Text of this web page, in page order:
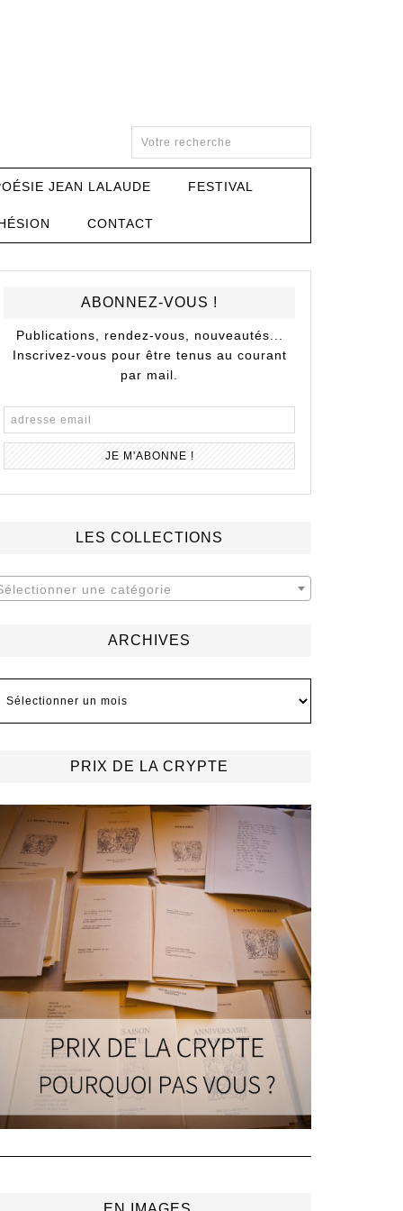
JEAN LALAUDE FESTIVAL
CONTACT
ABONNEZ-VOUS !
Publications, rendez-vous, nouveautés...
Inscrivez-vous pour être tenus au courant
par mail.
LES COLLECTIONS
une catégorie
ARCHIVES
PRIX DE LA CRYPTE